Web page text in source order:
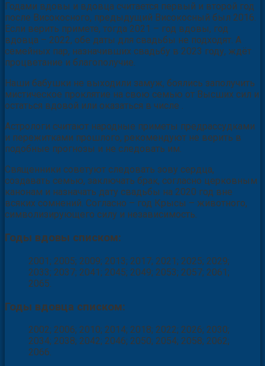
Годами вдовы и вдовца считается первый и второй год
после Високосного, предыдущий Високосный был 2016.
Если верить примете, тогда 2021 – год вдовы, год
вдовца – 2022, обе даты для свадьбы не подходят. А
семейных пар, назначивших свадьбу в 2023 году, ждёт
процветание и благополучие.
Наши бабушки не выходили замуж, боялись заполучить
мистическое проклятие на свою семью от Высших сил и
остаться вдовой или оказаться в числе .
Астрологи считают народные приметы предрассудками
и пережитками прошлого, рекомендуют не верить в
подобные прогнозы и не следовать им.
Священники советуют следовать зову сердца,
создавать семью, заключать брак, согласно церковным
канонам и назначать дату свадьбы на 2020 год вне
всяких сомнений. Согласно – год Крысы – животного,
символизирующего силу и независимость.
Годы вдовы списком:
2001; 2005; 2009; 2013; 2017; 2021; 2025; 2029;
2033; 2037; 2041; 2045; 2049; 2053; 2057; 2061;
2065.
Годы вдовца списком:
2002; 2006; 2010; 2014; 2018; 2022; 2026; 2030;
2034; 2038; 2042; 2046; 2050; 2054; 2058; 2062;
2066.